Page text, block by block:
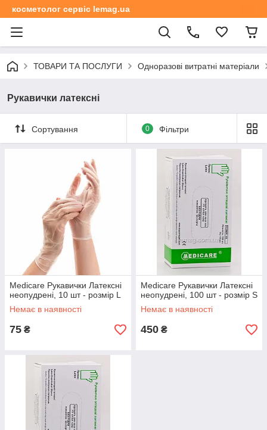
косметолог сервіс lemag.ua
ТОВАРИ ТА ПОСЛУГИ Одноразові витратні матеріали
Рукавички латексні
Сортування 0 Фільтри
Medicare Рукавички Латексні
неопудрені, 10 шт - розмір L
Немає в наявності
75 ₴
Medicare Рукавички Латексні
неопудрені, 100 шт - розмір S
Немає в наявності
450 ₴